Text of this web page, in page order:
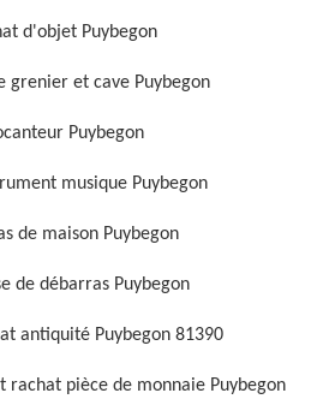
d'objet Puybegon
grenier et cave Puybegon
Puybegon
musique Puybegon
de maison Puybegon
de débarras Puybegon
antiquité Puybegon 81390
rachat pièce de monnaie Puybegon